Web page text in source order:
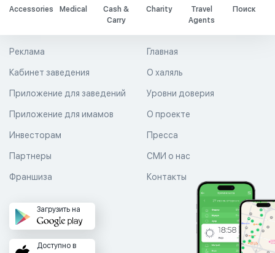
Accessories Medical
Cash &
Carry
Charity
Travel
Agents
Поиск
Главная
О халяль
Уровни доверия
Реклама
Кабинет заведения
Приложение для заведений
Приложение для имамов О проекте
Пресса
СМИ о нас
Контакты
Инвесторам
Партнеры
Франшиза
Загрузить на
Доступно в